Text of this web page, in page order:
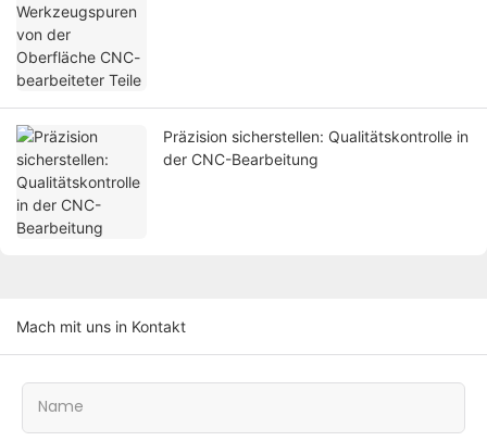
Präzision sicherstellen: Qualitätskontrolle in
der CNC-Bearbeitung
Mach mit uns in Kontakt
Name